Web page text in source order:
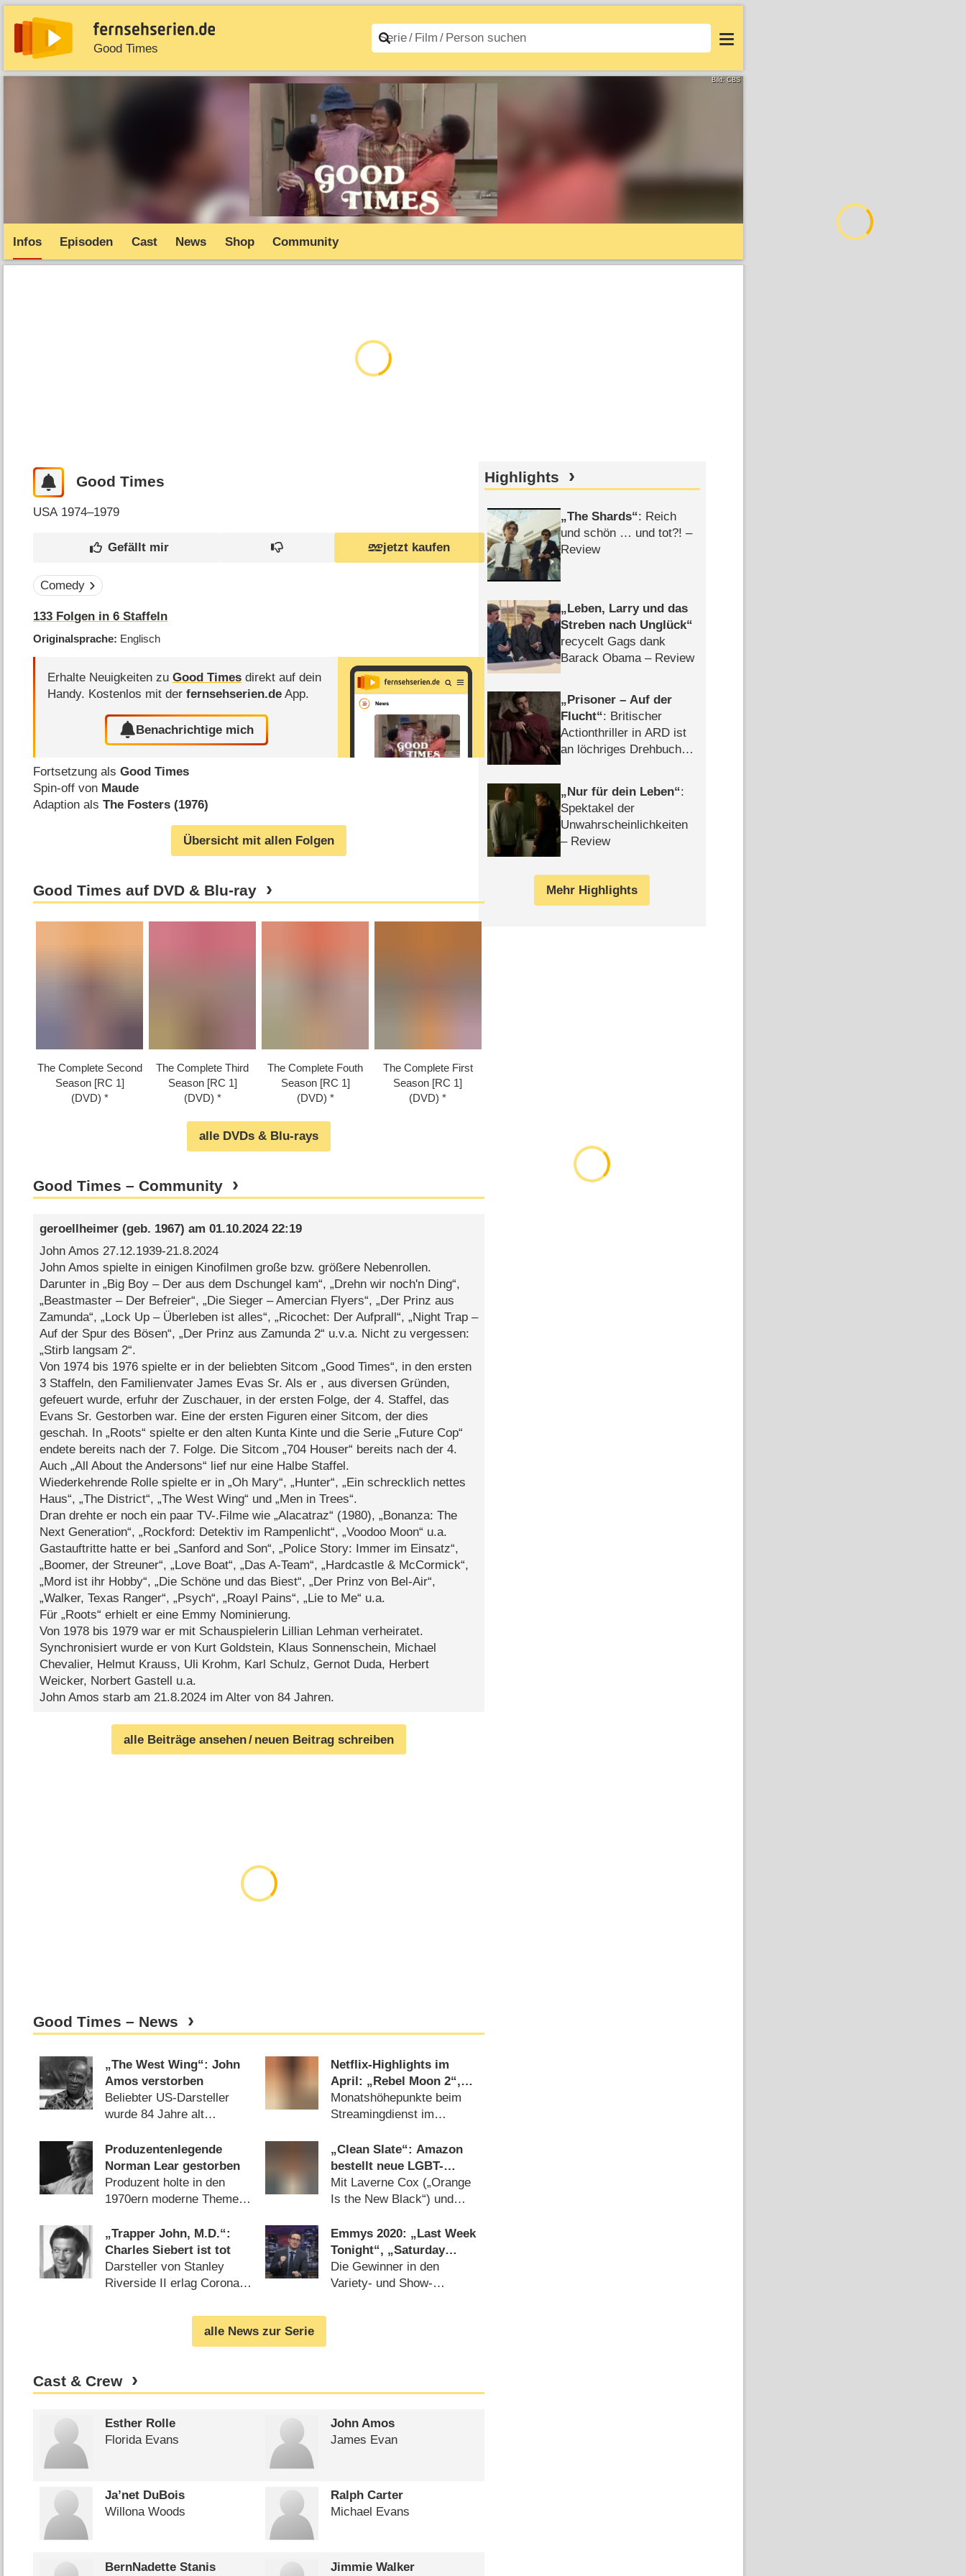
Good Times
News Entdecken Streaming Filme A–Z Login
Bild: CBS
Infos Episoden Cast News Shop Community
Good Times
USA 1974–1979
jetzt kaufen
Comedy
133 Folgen in6 Staffeln
Originalsprache Englisch
Erhalte Neuigkeiten zuGood Times direkt auf dein
Handy. Kostenlos mit derfernsehserien.de App.
Benachrichtige mich
Fortsetzung alsGood Times
Spin-off von Maude
Adaption alsThe Fosters (1976)
Übersicht mit allen Folgen
Good Times auf DVD & Blu-ray
The Complete Second
Season [RC 1]
(DVD)
The Complete Third
Season [RC 1]
(DVD)
The Complete Fouth
Season [RC 1]
(DVD)
The Complete First
Season [RC 1]
(DVD)
alle DVDs & Blu-rays
Good Times – Community
geroellheimer(geb. 1967) am 01.10.2024 22:19
John Amos 27.12.1939-21.8.2024
John Amos spielte in einigen Kinofilmen große bzw. größere Nebenrollen.
Darunter in „Big Boy – Der aus dem Dschungel kam“, „Drehn wir noch'n Ding“,
„Beastmaster – Der Befreier“, „Die Sieger – Amercian Flyers“, „Der Prinz aus
Zamunda“, „Lock Up – Überleben ist alles“, „Ricochet: Der Aufprall“, „Night Trap –
Auf der Spur des Bösen“, „Der Prinz aus Zamunda 2“ u.v.a. Nicht zu vergessen:
„Stirb langsam 2“.
Von 1974 bis 1976 spielte er in der beliebten Sitcom „Good Times“, in den ersten
3 Staffeln, den Familienvater James Evas Sr. Als er , aus diversen Gründen,
gefeuert wurde, erfuhr der Zuschauer, in der ersten Folge, der 4. Staffel, das
Evans Sr. Gestorben war. Eine der ersten Figuren einer Sitcom, der dies
geschah. In „Roots“ spielte er den alten Kunta Kinte und die Serie „Future Cop“
endete bereits nach der 7. Folge. Die Sitcom „704 Houser“ bereits nach der 4.
Auch „All About the Andersons“ lief nur eine Halbe Staffel.
Wiederkehrende Rolle spielte er in „Oh Mary“, „Hunter“, „Ein schrecklich nettes
Haus“, „The District“, „The West Wing“ und „Men in Trees“.
Dran drehte er noch ein paar TV-.Filme wie „Alacatraz“ (1980), „Bonanza: The
Next Generation“, „Rockford: Detektiv im Rampenlicht“, „Voodoo Moon“ u.a.
Gastauftritte hatte er bei „Sanford and Son“, „Police Story: Immer im Einsatz“,
„Boomer, der Streuner“, „Love Boat“, „Das A-Team“, „Hardcastle & McCormick“,
„Mord ist ihr Hobby“, „Die Schöne und das Biest“, „Der Prinz von Bel-Air“,
„Walker, Texas Ranger“, „Psych“, „Roayl Pains“, „Lie to Me“ u.a.
Für „Roots“ erhielt er eine Emmy Nominierung.
Von 1978 bis 1979 war er mit Schauspielerin Lillian Lehman verheiratet.
Synchronisiert wurde er von Kurt Goldstein, Klaus Sonnenschein, Michael
Chevalier, Helmut Krauss, Uli Krohm, Karl Schulz, Gernot Duda, Herbert
Weicker, Norbert Gastell u.a.
John Amos starb am 21.8.2024 im Alter von 84 Jahren.
alle Beiträge ansehen/ neuen Beitrag schreiben
Good Times – News
„The West Wing“: John
Amos verstorben
Beliebter US-Darsteller
wurde 84 Jahre alt
Netflix-Highlights im
April: „Rebel Moon 2“,
„Ripley“, „Parasyte“ und
„Crooks“
Monatshöhepunkte beim
Streamingdienst im
Produzentenlegende
Norman Lear gestorben
Produzent holte in den
1970ern moderne Themen
07.12.2023)
„Clean Slate“: Amazon
bestellt neue LGBT-
Comedyserie für Freevee
Mit Laverne Cox („Orange
Is the New Black“) und
(07.09.2022)
„Trapper John, M.D.“:
Charles Siebert ist tot
Darsteller von Stanley
Riverside II erlag Corona-
Emmys 2020: „Last Week
Tonight“, „Saturday
Night Live“ und
„RuPaul’s Drag Race“
Die Gewinner in den
Variety- und Show-
alle News zur Serie
Cast & Crew
Esther Rolle
Florida Evans
John Amos
James Evan
Ja’net DuBois
Willona Woods
Ralph Carter
Michael Evans
BernNadette Stanis Jimmie Walker
Highlights
The Shards : Reich
und schön … und tot?! –
Review
Leben, Larry und das
Streben nach Unglück
recycelt Gags dank
Barack Obama – Review
Prisoner – Auf der
Flucht : Britischer
Actionthriller in ARD ist
an löchriges Drehbuch
Nur für dein Leben :
Spektakel der
Unwahrscheinlichkeiten
– Review
Mehr Highlights